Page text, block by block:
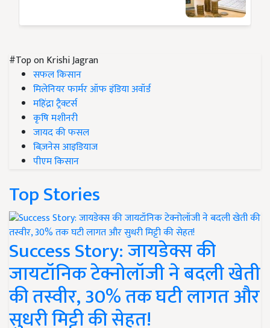
#Top on Krishi Jagran
सफल किसान
मिलेनियर फार्मर ऑफ इंडिया अवॉर्ड
महिंद्रा ट्रैक्टर्स
कृषि मशीनरी
जायद की फसल
बिज़नेस आइडियाज
पीएम किसान
Top Stories
Success Story: जायडेक्स की
जायटॉनिक टेक्नोलॉजी ने बदली खेती
की तस्वीर, 30% तक घटी लागत और
सुधरी मिट्टी की सेहत!